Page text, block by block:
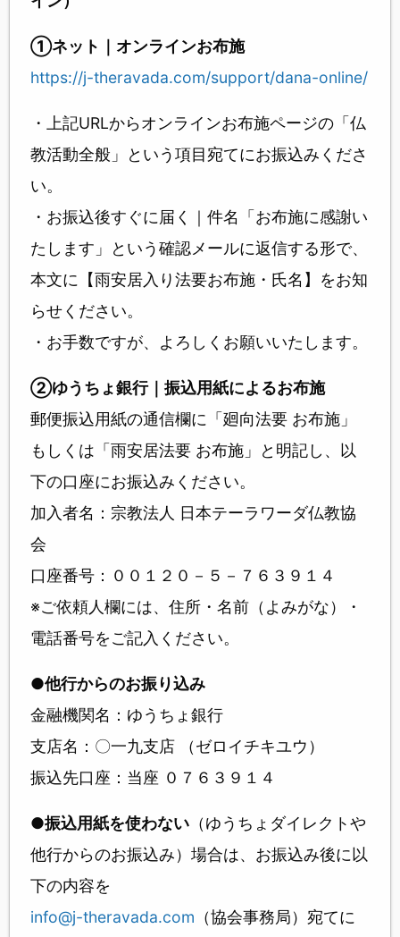
①ネット｜オンラインお布施
https://j-theravada.com/support/dana-online/
・上記URLからオンラインお布施ページの「仏
教活動全般」という項目宛てにお振込みくださ
い。
・お振込後すぐに届く｜件名「お布施に感謝い
たします」という確認メールに返信する形で、
本文に【雨安居入り法要お布施・氏名】をお知
らせください。
・お手数ですが、よろしくお願いいたします。
②ゆうちょ銀行｜振込用紙によるお布施
郵便振込用紙の通信欄に「廻向法要 お布施」
もしくは「雨安居法要 お布施」と明記し、以
下の口座にお振込みください。
加入者名：宗教法人 日本テーラワーダ仏教協
会
口座番号：００１２０－５－７６３９１４
※ご依頼人欄には、住所・名前（よみがな）・
電話番号をご記入ください。
●他行からのお振り込み
金融機関名：ゆうちょ銀行
支店名：〇一九支店 （ゼロイチキユウ）
振込先口座：当座 ０７６３９１４
●振込用紙を使わない（ゆうちょダイレクトや
他行からのお振込み）場合は、お振込み後に以
下の内容を
info@j-theravada.com （協会事務局）宛てに